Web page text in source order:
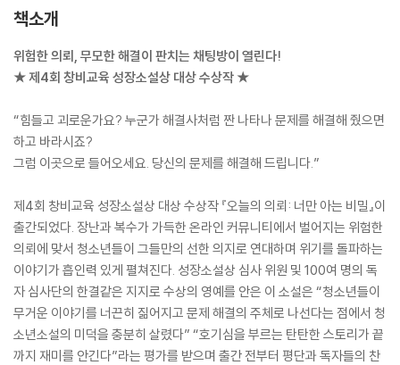
책소개
위험한 의뢰, 무모한 해결이 판치는 채팅방이 열린다!
★ 제4회 창비교육 성장소설상 대상 수상작 ★
“힘들고 괴로운가요? 누군가 해결사처럼 짠 나타나 문제를 해결해 줬으면
하고 바라시죠?
그럼 이곳으로 들어오세요. 당신의 문제를 해결해 드립니다.”
제4회 창비교육 성장소설상 대상 수상작 『오늘의 의뢰: 너만 아는 비밀』이
출간되었다. 장난과 복수가 가득한 온라인 커뮤니티에서 벌어지는 위험한
의뢰에 맞서 청소년들이 그들만의 선한 의지로 연대하며 위기를 돌파하는
이야기가 흡인력 있게 펼쳐진다. 성장소설상 심사 위원 및 100여 명의 독
자 심사단의 한결같은 지지로 수상의 영예를 안은 이 소설은 “청소년들이
무거운 이야기를 너끈히 짊어지고 문제 해결의 주체로 나선다는 점에서 청
소년소설의 미덕을 충분히 살렸다” “호기심을 부르는 탄탄한 스토리가 끝
까지 재미를 안긴다”라는 평가를 받으며 출간 전부터 평단과 독자들의 찬